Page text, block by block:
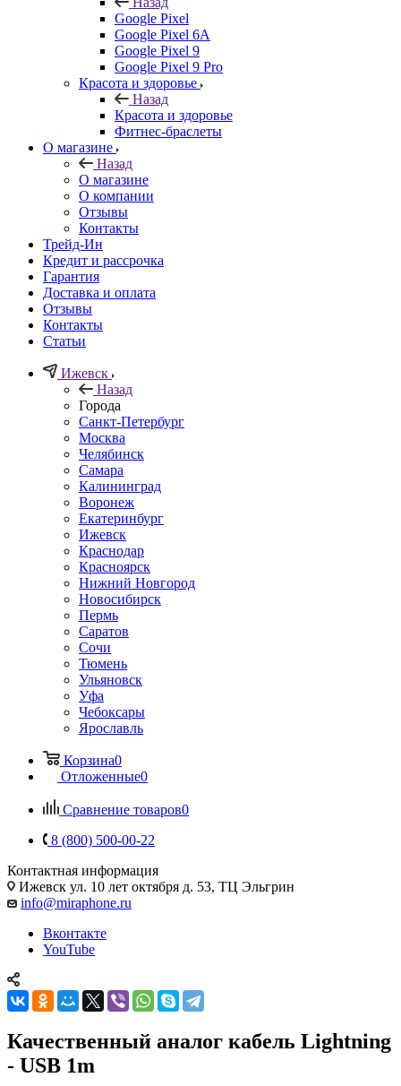
Google Pixel
Google Pixel 6A
Google Pixel 9
Google Pixel 9 Pro
Красота и здоровье
Назад
Красота и здоровье
Фитнес-браслеты
О магазине
Назад
О магазине
О компании
Отзывы
Контакты
Трейд-Ин
Кредит и рассрочка
Гарантия
Доставка и оплата
Отзывы
Контакты
Статьи
Ижевск
Назад
Города
Санкт-Петербург
Москва
Челябинск
Самара
Калининград
Воронеж
Екатеринбург
Ижевск
Краснодар
Красноярск
Нижний Новгород
Новосибирск
Пермь
Саратов
Сочи
Тюмень
Ульяновск
Уфа
Чебоксары
Ярославль
Корзина0
Отложенные0
Сравнение товаров0
8 (800) 500-00-22
Контактная информация
Ижевск ул. 10 лет октября д. 53, ТЦ Эльгрин
info@miraphone.ru
Вконтакте
YouTube
Качественный аналог кабель Lightning
- USB 1m